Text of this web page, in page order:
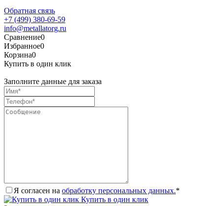
Обратная связь
+7 (499) 380-69-59
info@metallatorg.ru
Сравнение0
Избранное0
Корзина0
Купить в один клик
Заполните данные для заказа
Я согласен на обработку персональных данных.*
Купить в один клик